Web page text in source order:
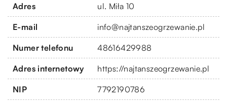
Adres ul. Miła 10
E-mail info@najtanszeogrzewanie.pl
Numer telefonu 48616429988
Adres internetowy https://najtanszeogrzewanie.pl
NIP 7792190786